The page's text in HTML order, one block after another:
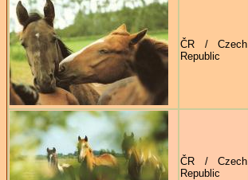
ČR / Czech
Republic
ČR / Czech
Republic